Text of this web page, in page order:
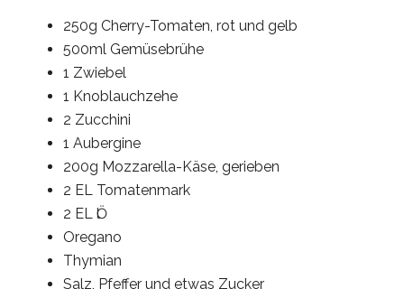
250g Cherry-Tomaten, rot und gelb
500ml Gemüsebrühe
1 Zwiebel
1 Knoblauchzehe
2 Zucchini
1 Aubergine
200g Mozzarella-Käse, gerieben
2 EL Tomatenmark
2 EL Ӧl
Oregano
Thymian
Salz, Pfeffer und etwas Zucker